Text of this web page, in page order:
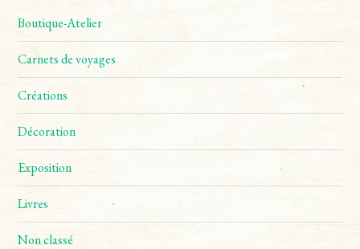
Boutique-Atelier
Carnets de voyages
Créations
Décoration
Exposition
Livres
Non classé